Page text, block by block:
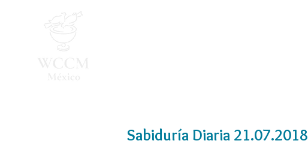
Sabiduría Diaria 21.07.2018